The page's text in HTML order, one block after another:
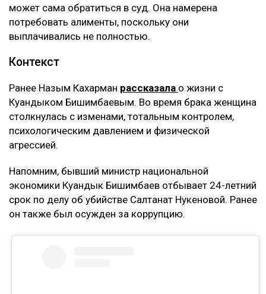
может сама обратиться в суд. Она намерена
потребовать алименты, поскольку они
выплачивались не полностью.
Контекст
Ранее Назым Кахарман рассказала о жизни с
Куандыком Бишимбаевым. Во время брака женщина
столкнулась с изменами, тотальным контролем,
психологическим давлением и физической
агрессией.
Напомним, бывший министр национальной
экономики Куандык Бишимбаев отбывает 24-летний
срок по делу об убийстве Салтанат Нукеновой. Ранее
он также был осужден за коррупцию.